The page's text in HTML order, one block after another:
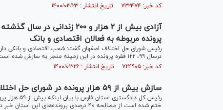
کد خبر: ۷۳۲۴۷۴ تاریخ انتشار : ۱۴۰۰/۰۳/۲۳
پرونده مربوطه به فعالان اقتصادی و بانک
رئیس شورای حل اختلاف اصفهان گفت: شعب اقتصادی و بانکی
درسال ۹۹، ۱۲۲ فقره پرونده در این زمینه منجر به سازش شده است.
کد خبر: ۷۲۴۹۰۵ تاریخ انتشار : ۱۴۰۰/۰۲/۲۶
سازش بیش از ۵۹ هزار پرونده در شورای حل اختلاف فارس
رئیس کل
ختم شده است از مصالحه ۴۰ درصدی پرونده‌های این استان خبر داد.